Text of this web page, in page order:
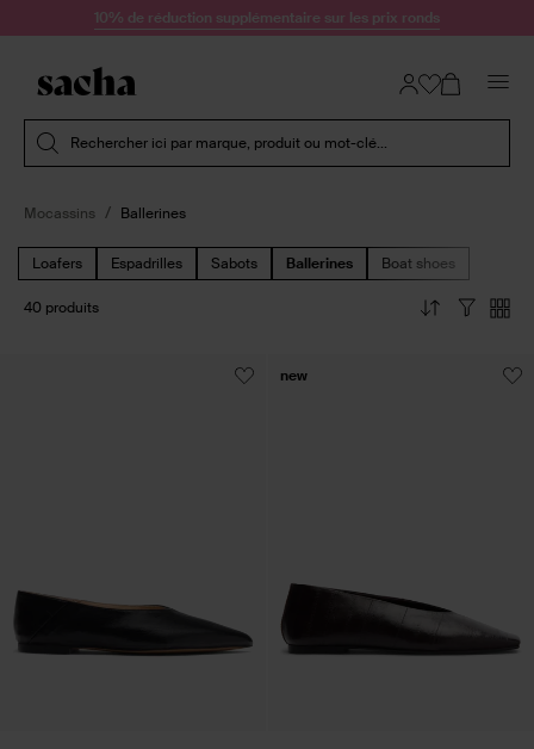
Passer au contenu10% de réduction supplémentaire sur les prix ronds
Rechercher ici par marque, produit ou mot-clé...
Mocassins Ballerines
Loafers Espadrilles Sabots Ballerines Boat shoes
40 produits
new